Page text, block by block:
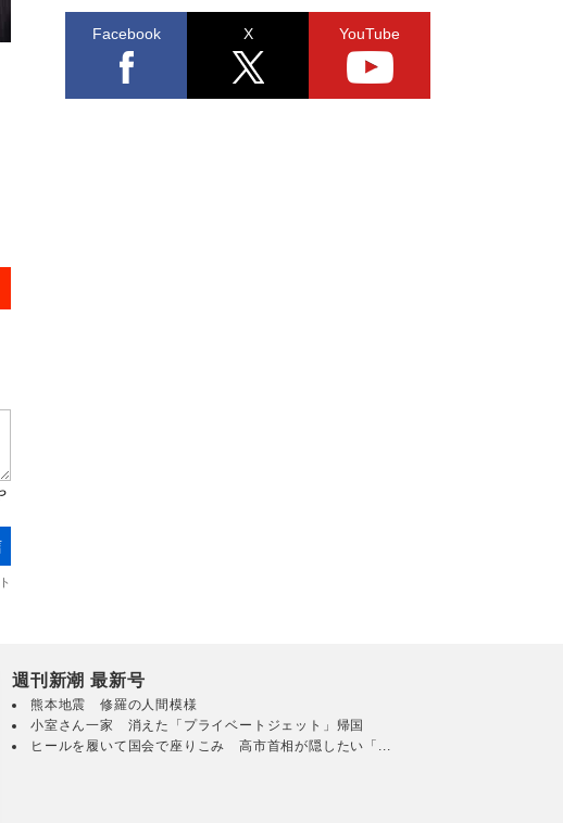
Facebook X YouTube
週刊新潮 最新号
熊本地震 修羅の人間模様
小室さん一家 消えた「プライベートジェット」帰国
ヒールを履いて国会で座りこみ 高市首相が隠したい「...